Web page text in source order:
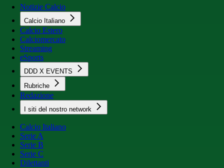
Notizie Calcio
Calcio Italiano
Calcio Estero
Calciomercato
Streaming
eSports
DDD X EVENTS
Rubriche
Redazione
I siti del nostro network
Calcio Italiano
Serie A
Serie B
Serie C
Dilettanti